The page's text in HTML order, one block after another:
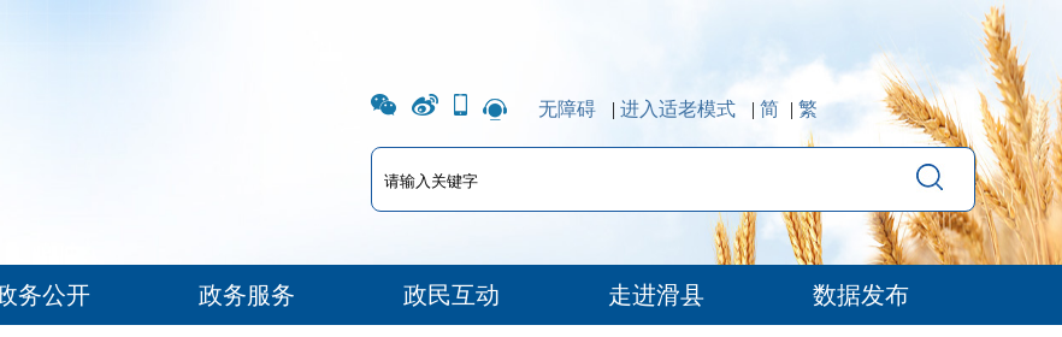
无障碍 | 进入适老模式 | 简 | 繁
务公开 政务服务 政民互动 走进滑县 数据发布